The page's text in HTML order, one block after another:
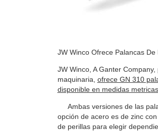
JW Winco Ofrece Palancas
JW Winco, A Ganter
maquinaria, ofrece GN 310
disponible en medidas
Ambas versiones de las
opción de acero es de zinc
de perillas para elegir